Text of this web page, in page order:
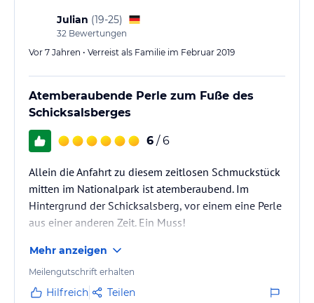
Julian (19-25)
32 Bewertungen
Vor 7 Jahren • Verreist als Familie im Februar 2019
Atemberaubende Perle zum Fuße des
Schicksalsberges
6 / 6
Allein die Anfahrt zu diesem zeitlosen Schmuckstück
mitten im Nationalpark ist atemberaubend. Im
Hintergrund der Schicksalsberg, vor einem eine Perle
aus einer anderen Zeit. Ein Muss!
Mehr anzeigen
Meilengutschrift erhalten
Hilfreich Teilen